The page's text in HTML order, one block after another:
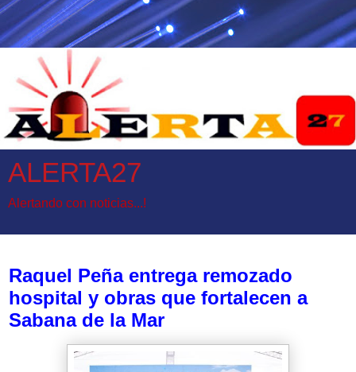
ALERTA27
Alertando con noticias...!
Raquel Peña entrega remozado
hospital y obras que fortalecen a
Sabana de la Mar